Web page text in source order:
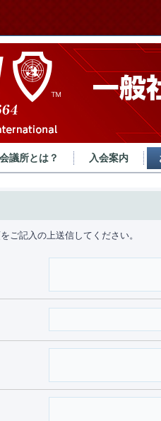
議所とは？ 入会案内
ご記入の上送信してください。